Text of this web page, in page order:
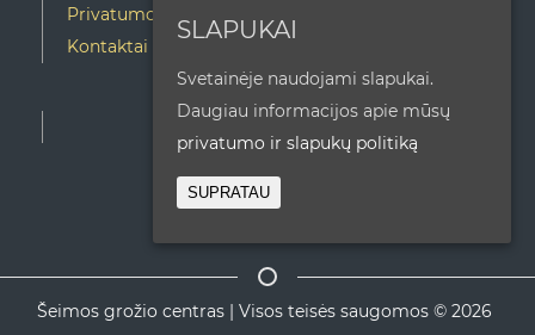
Privatumo ir slapukų politika
Kontaktai
Šeimos grožio centras | Visos teisės saugomos © 2026
SLAPUKAI
Svetainėje naudojami slapukai.
Daugiau informacijos apie mūsų
privatumo ir slapukų politiką
SUPRATAU